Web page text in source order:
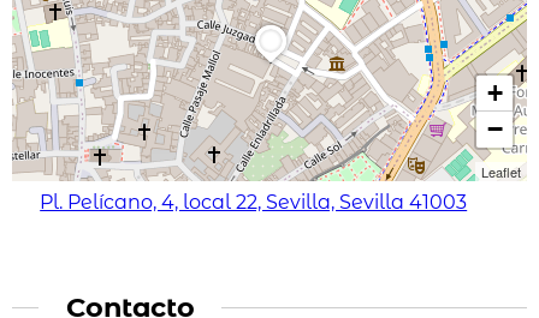
+
−
Leaflet
Pl. Pelícano, 4, local 22, Sevilla, Sevilla 41003
Contacto